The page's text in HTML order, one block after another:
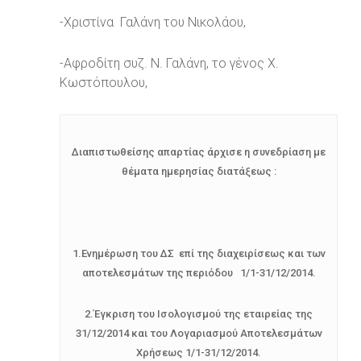
-Χριστίνα Γαλάνη του Νικολάου,
-Αφροδίτη συζ. Ν. Γαλάνη, το γένος Χ.
Κωστόπουλου,
Διαπιστωθείσης απαρτίας άρχισε η συνεδρίαση με
θέματα ημερησίας διατάξεως :
1.Ενημέρωση του ΔΣ επί της διαχειρίσεως και των
αποτελεσμάτων της περιόδου 1/1-31/12/2014.
2.Έγκριση του Ισολογισμού της εταιρείας της
31/12/2014 και του Λογαριασμού Αποτελεσμάτων
Χρήσεως 1/1-31/12/2014.